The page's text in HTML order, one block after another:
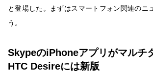
と登場した。まずはスマートフォン関連のニ
う。
SkypeのiPhoneアプリがマルチ
HTC Desireには新版